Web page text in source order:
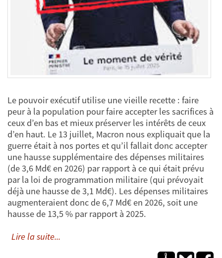
Le pouvoir exécutif utilise une vieille recette : faire
peur à la population pour faire accepter les sacrifices à
ceux d’en bas et mieux préserver les intérêts de ceux
d’en haut. Le 13 juillet, Macron nous expliquait que la
guerre était à nos portes et qu’il fallait donc accepter
une hausse supplémentaire des dépenses militaires
(de 3,6 Md€ en 2026) par rapport à ce qui était prévu
par la loi de programmation militaire (qui prévoyait
déjà une hausse de 3,1 Md€). Les dépenses militaires
augmenteraient donc de 6,7 Md€ en 2026, soit une
hausse de 13,5 % par rapport à 2025.
Lire la suite...